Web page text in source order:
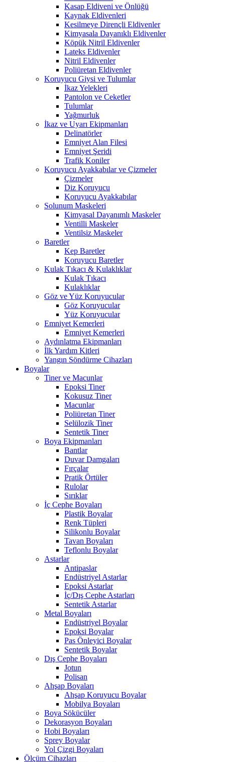
Kasap Eldiveni ve Önlüğü
Kaynak Eldivenleri
Kesilmeye Dirençli Eldivenler
Kimyasala Dayanıklı Eldivenler
Köpük Nitril Eldivenler
Lateks Eldivenler
Nitril Eldivenler
Poliüretan Eldivenler
Koruyucu Giysi ve Tulumlar
İkaz Yelekleri
Pantolon ve Ceketler
Tulumlar
Yağmurluk
İkaz ve Uyarı Ekipmanları
Delinatörler
Emniyet Alan Filesi
Emniyet Şeridi
Trafik Koniler
Koruyucu Ayakkabılar ve Çizmeler
Çizmeler
Diz Koruyucu
Koruyucu Ayakkabılar
Solunum Maskeleri
Kimyasal Dayanımlı Maskeler
Ventilli Maskeler
Ventilsiz Maskeler
Baretler
Kep Baretler
Koruyucu Baretler
Kulak Tıkacı & Kulaklıklar
Kulak Tıkacı
Kulaklıklar
Göz ve Yüz Koruyucular
Göz Koruyucular
Yüz Koruyucular
Emniyet Kemerleri
Emniyet Kemerleri
Aydınlatma Ekipmanları
İlk Yardım Kitleri
Yangın Söndürme Cihazları
Boyalar
Tiner ve Macunlar
Epoksi Tiner
Kokusuz Tiner
Macunlar
Poliüretan Tiner
Selülozik Tiner
Sentetik Tiner
Boya Ekipmanları
Bantlar
Duvar Damgaları
Fırçalar
Pratik Örtüler
Rulolar
Sırıklar
İç Cephe Boyaları
Plastik Boyalar
Renk Tüpleri
Silikonlu Boyalar
Tavan Boyaları
Teflonlu Boyalar
Astarlar
Antipaslar
Endüstriyel Astarlar
Epoksi Astarlar
İç/Dış Cephe Astarları
Sentetik Astarlar
Metal Boyaları
Endüstriyel Boyalar
Epoksi Boyalar
Pas Önleyici Boyalar
Sentetik Boyalar
Dış Cephe Boyaları
Jotun
Polisan
Ahşap Boyaları
Ahşap Koruyucu Boyalar
Mobilya Boyaları
Boya Sökücüler
Dekorasyon Boyaları
Hobi Boyaları
Sprey Boyalar
Yol Çizgi Boyaları
Ölçüm Cihazları